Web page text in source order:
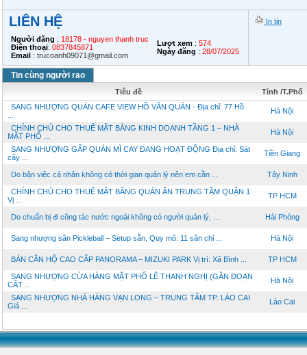
LIÊN HỆ
Người đăng : 18178 - nguyen thanh truc
Điện thoại: 0837845871
Email : trucoanh09071@gmail.com
Lượt xem : 574
Ngày đăng : 28/07/2025
In tin
Tin cùng người rao
Tiêu đề
Tỉnh /T.Phố
SANG NHƯỢNG QUÁN CAFE VIEW HỒ VĂN QUÁN - Địa chỉ: 77 Hồ
Hà Nội
CHÍNH CHỦ CHO THUÊ MẶT BẰNG KINH DOANH TẦNG 1 – NHÀ
MẶT PHỐ ...
Hà Nội
SANG NHƯỢNG GẤP QUÁN MÌ CAY ĐANG HOẠT ĐỘNG Địa chỉ: Sát
cây ...
Tiền Giang
Do bận việc cá nhân không có thời gian quản lý nên em cần ... Tây Ninh
CHÍNH CHỦ CHO THUÊ MẶT BẰNG QUÁN ĂN TRUNG TÂM QUẬN 1
Vị ...
TP HCM
Do chuẩn bị đi công tác nước ngoài không có người quản lý, ... Hải Phòng
Sang nhượng sân Pickleball – Setup sẵn, Quy mô: 11 sân chỉ ... Hà Nội
BÁN CĂN HỘ CAO CẤP PANORAMA – MIZUKI PARK Vị trí: Xã Bình ... TP HCM
SANG NHƯỢNG CỬA HÀNG MẶT PHỐ LÊ THANH NGHỊ (GẦN ĐOẠN
CẮT ...
Hà Nội
SANG NHƯỢNG NHÀ HÀNG VẠN LONG – TRUNG TÂM TP. LÀO CAI
Giá ...
Lào Cai